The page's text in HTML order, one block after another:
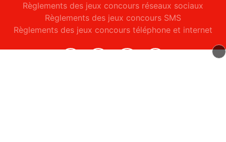
Règlements des jeux concours réseaux sociaux
Règlements des jeux concours SMS
Règlements des jeux concours téléphone et internet